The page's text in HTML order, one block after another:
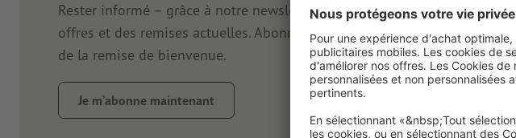
Rester informé – grâce à notre newsletter. Nous vous informons des
offres et des remises actuelles. Abonnez-vous maintenant et profitez
de la remise de bienvenue.
Je m’abonne maintenant